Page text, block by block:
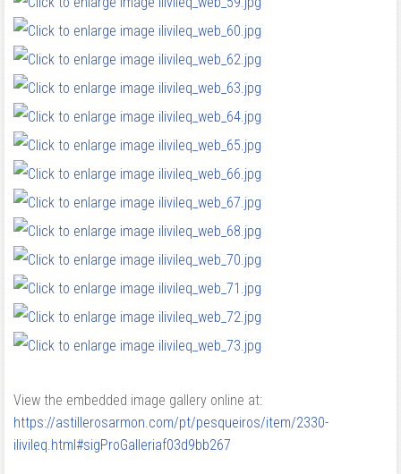
View the embedded image gallery online at:
https://astillerosarmon.com/pt/pesqueiros/item/2330-
ilivileq.html#sigProGalleriaf03d9bb267